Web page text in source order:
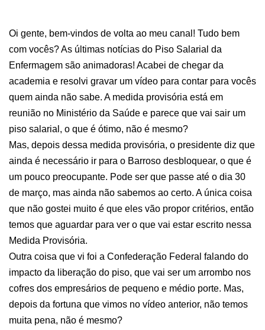
Oi gente, bem-vindos de volta ao meu canal! Tudo bem
com vocês? As últimas notícias do Piso Salarial da
Enfermagem são animadoras! Acabei de chegar da
academia e resolvi gravar um vídeo para contar para vocês
quem ainda não sabe. A medida provisória está em
reunião no Ministério da Saúde e parece que vai sair um
piso salarial, o que é ótimo, não é mesmo?
Mas, depois dessa medida provisória, o presidente diz que
ainda é necessário ir para o Barroso desbloquear, o que é
um pouco preocupante. Pode ser que passe até o dia 30
de março, mas ainda não sabemos ao certo. A única coisa
que não gostei muito é que eles vão propor critérios, então
temos que aguardar para ver o que vai estar escrito nessa
Medida Provisória.
Outra coisa que vi foi a Confederação Federal falando do
impacto da liberação do piso, que vai ser um arrombo nos
cofres dos empresários de pequeno e médio porte. Mas,
depois da fortuna que vimos no vídeo anterior, não temos
muita pena, não é mesmo?